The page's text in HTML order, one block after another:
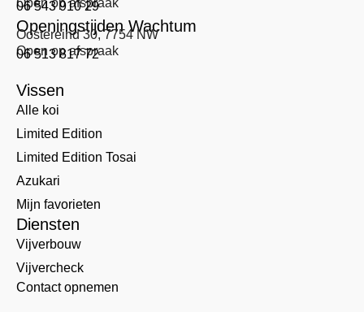
06 543 910 29
Openingstijden Wachtum
Oostereind 30, 7754 NW
Open op afspraak
06 513 817 72
Vissen
Alle koi
Limited Edition
Limited Edition Tosai
Azukari
Mijn favorieten
Diensten
Vijverbouw
Vijvercheck
Contact opnemen